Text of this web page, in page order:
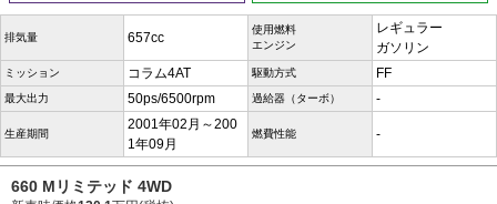
排気量 657cc
使用燃料
エンジン
レギュラー
ガソリン
ミッション コラム4AT 駆動方式 FF
最大出力 50ps/6500rpm 過給器（ターボ） -
生産期間
2001年02月～200
1年09月
燃費性能 -
660 Mリミテッド 4WD